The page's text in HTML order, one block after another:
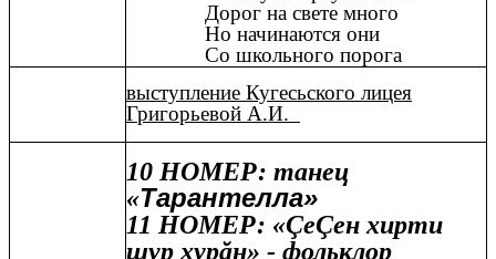
Дорог на свете много
Но начинаются они
Со школьного порога
выступление Кугесьского лицея
Григорьевой А.И.
10 НОМЕР: танец
«Тарантелла»
11 НОМЕР: «ÇеÇен хирти
шур хурăн» - фольклор